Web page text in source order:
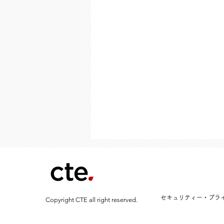
Copyright CTE all right reserved. セキュリティー・プラ